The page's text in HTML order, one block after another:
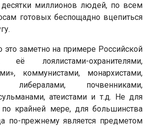
миллионов людей, по всем
готовых беспощадно вцепиться
заметно на примере Российской
лоялистами-охранителями,
коммунистами, монархистами,
либералами, почвенниками,
атеистами и т.д. Не для
крайней мере, для большинства
по-прежнему является предметом